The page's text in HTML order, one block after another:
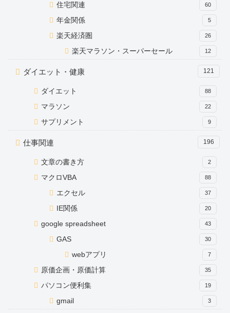
住宅関連 60
年金関係 5
楽天経済圏 26
楽天マラソン・スーパーセール 12
ダイエット・健康 121
ダイエット 88
マラソン 22
サプリメント 9
仕事関連 196
文章の書き方 2
マクロVBA 88
エクセル 37
IE関係 20
google spreadsheet 43
GAS 30
webアプリ 7
原価企画・原価計算 35
パソコン便利集 19
gmail 3